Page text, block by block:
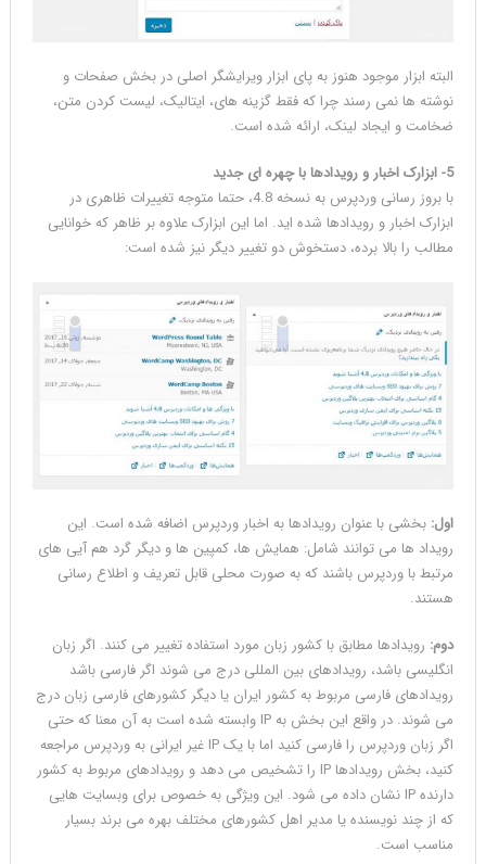
البته ابزار موجود هنوز به پای ابزار ویرایشگر اصلی در بخش صفحات و
نوشته ها نمی رسند چرا که فقط گزینه های، ایتالیک، لیست کردن متن،
ضخامت و ایجاد لینک، ارائه شده است.
5- ابزارک اخبار و رویدادها با چهره ای جدید
با بروز رسانی وردپرس به نسخه 4.8، حتما متوجه تغییرات ظاهری در
ابزارک اخبار و رویدادها شده اید. اما این ابزارک علاوه بر ظاهر که خوانایی
مطالب را بالا برده، دستخوش دو تغییر دیگر نیز شده است:
اول: بخشی با عنوان رویدادها به اخبار وردپرس اضافه شده است. این
رویداد ها می توانند شامل: همایش ها، کمپین ها و دیگر گرد هم آیی های
مرتبط با وردپرس باشند که به صورت محلی قابل تعریف و اطلاع رسانی
هستند.
دوم: رویدادها مطابق با کشور زبان مورد استفاده تغییر می کنند. اگر زبان
انگلیسی باشد، رویدادهای بین المللی درج می شوند اگر فارسی باشد
رویدادهای فارسی مربوط به کشور ایران یا دیگر کشورهای فارسی زبان درج
می شوند. در واقع این بخش به IP وابسته شده است به آن معنا که حتی
اگر زبان وردپرس را فارسی کنید اما با یک IP غیر ایرانی به وردپرس مراجعه
کنید، بخش رویدادها IP را تشخیص می دهد و رویدادهای مربوط به کشور
دارنده IP نشان داده می شود. این ویژگی به خصوص برای وبسایت هایی
که از چند نویسنده یا مدیر اهل کشورهای مختلف بهره می برند بسیار
مناسب است.